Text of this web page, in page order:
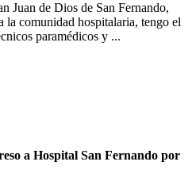
Juan de Dios de San Fernando,
comunidad hospitalaria, tengo el
paramédicos y ...
a Hospital San Fernando por